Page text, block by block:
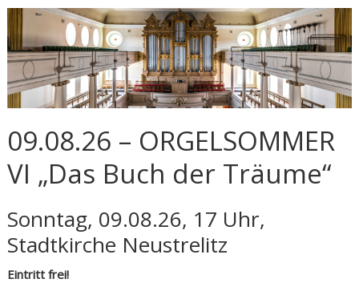
09.08.26 – ORGELSOMMER
VI „Das Buch der Träume“
Sonntag, 09.08.26, 17 Uhr,
Stadtkirche Neustrelitz
Eintritt frei!